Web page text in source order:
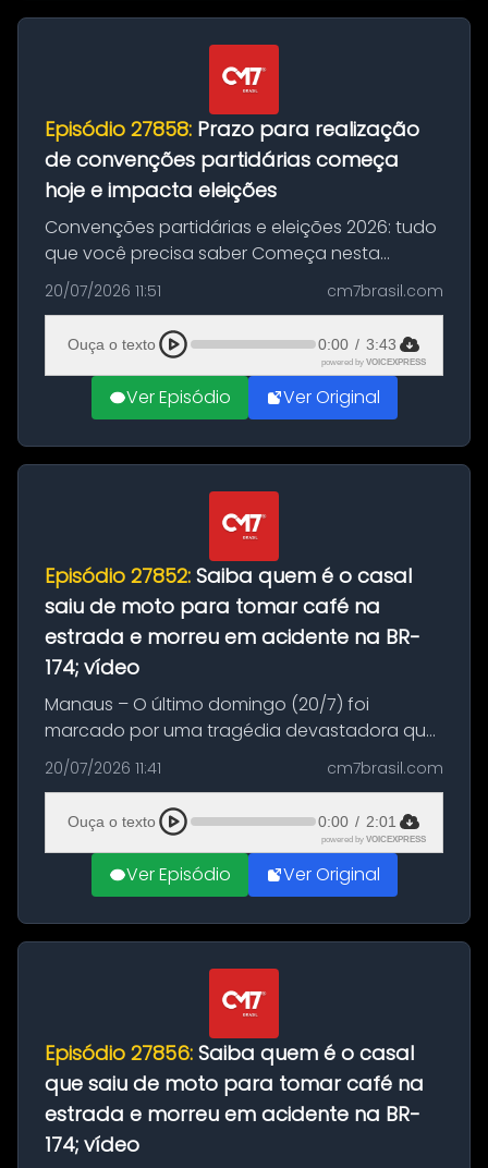
Episódio 27858: Prazo para realização
de convenções partidárias começa
hoje e impacta eleições
Convenções partidárias e eleições 2026: tudo
que você precisa saber Começa nesta
segunda-feira e vai até 5 de agosto o prazo
para que partidos políticos e federações
partidárias realizem suas convençõ...
20/07/2026 11:51 cm7brasil.com
Ouça o texto 0:00 / 3:43
powered by VOICEXPRESS
Ver Episódio Ver Original
Episódio 27852: Saiba quem é o casal
saiu de moto para tomar café na
estrada e morreu em acidente na BR-
174; vídeo
Manaus – O último domingo (20/7) foi
marcado por uma tragédia devastadora que
resultou na morte precoce de dois jovens na
BR-174, na zona rural de Manaus. Um passeio
com destino a um típico café regio...
20/07/2026 11:41 cm7brasil.com
Ouça o texto 0:00 / 2:01
powered by VOICEXPRESS
Ver Episódio Ver Original
Episódio 27856: Saiba quem é o casal
que saiu de moto para tomar café na
estrada e morreu em acidente na BR-
174; vídeo